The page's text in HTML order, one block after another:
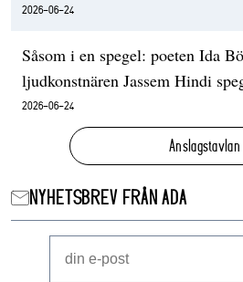
2026-06-24
Såsom i en spegel: poeten Ida
ljudkonstnären Jassem Hindi
2026-06-24
Anslagstavlan
NYHETSBREV FRÅN ADA